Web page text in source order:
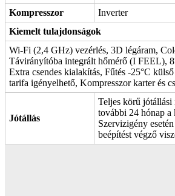
Kompresszor
Inverter
Kiemelt tulajdonságok
Wi-Fi (2,4 GHz) vezérlés, 3D légáram,
Távirányítóba integrált hőmérő (I FEEL),
Extra csendes kialakítás, Fűtés -25°C
tarifa igényelhető, Kompresszor karter és
Jótállás
Teljes körű jótállási
további 24 hónap a
Szervizigény
beépítést végző